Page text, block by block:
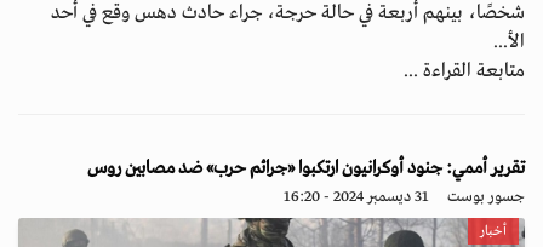
شخصًا، بينهم أربعة في حالة حرجة، جراء حادث دهس وقع في أحد
الأ...
متابعة القراءة ...
تقرير أممي: جنود أوكرانيون ارتكبوا «جرائم حرب» ضد مصابين روس
جسور بوست 31 ديسمبر 2024 - 16:20
أخبار